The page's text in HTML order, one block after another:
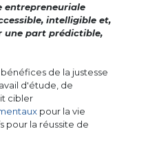
entrepreneuriale
intelligible et,
une part prédictible,
de la justesse
d'étude, de
cibler
pour la vie
pour la réussite de